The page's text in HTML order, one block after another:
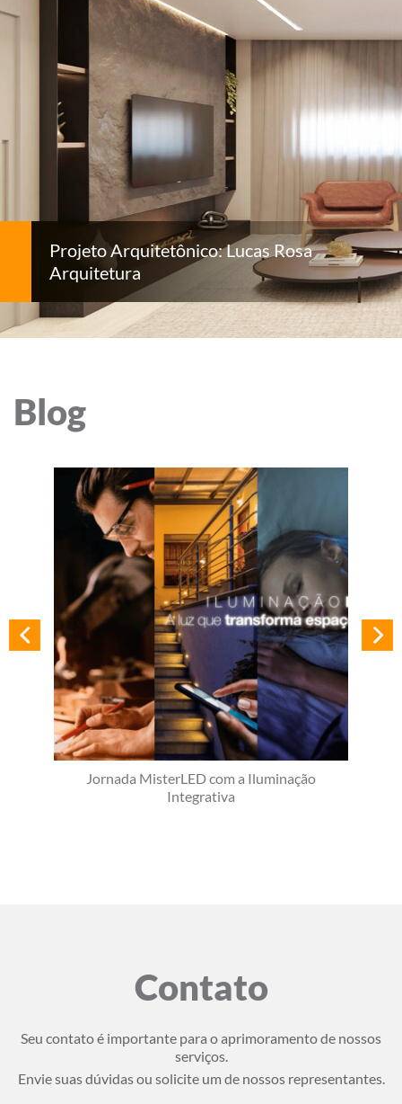
Projeto Arquitetônico: Lucas Rosa
Arquitetura
Blog
Jornada MisterLED com a Iluminação
Integrativa
Contato
Seu contato é importante para o aprimoramento de nossos
serviços.
Envie suas dúvidas ou solicite um de nossos representantes.